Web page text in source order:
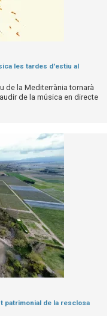
les tardes d'estiu al
de la Mediterrània tornarà
de la música en directe
patrimonial de la resclosa